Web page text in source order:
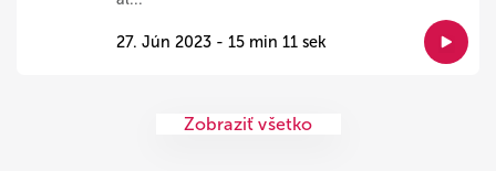
27. Jún 2023 - 15 min 11 sek
Zobraziť všetko